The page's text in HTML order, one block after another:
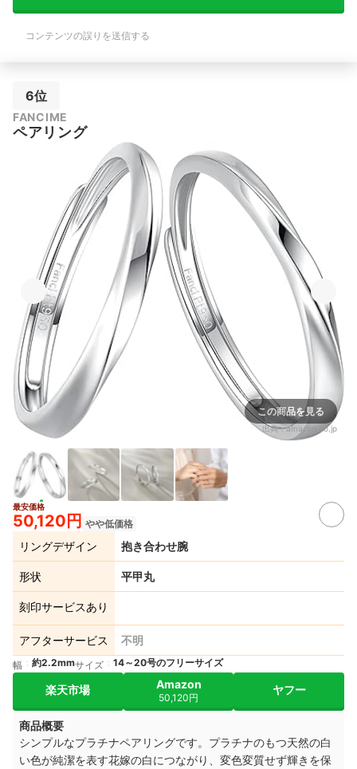
コンテンツの誤りを送信する
6位
FANCIME
ペアリング
この商品を見る
出典：amazon.co.jp
最安価格
50,120円 やや低価格
リングデザイン 抱き合わせ腕
形状 平甲丸
刻印サービスあり
アフターサービス 不明
幅 約2.2mmサイズ 14～20号のフリーサイズ
楽天市場 Amazon
50,120円
ヤフー
商品概要
シンプルなプラチナペアリングです。プラチナのもつ天然の白
い色が純潔を表す花嫁の白につながり、変色変質せず輝きを保